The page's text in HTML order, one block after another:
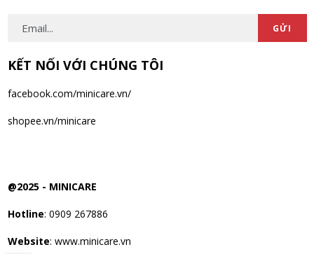
GỬI
KẾT NỐI VỚI CHÚNG TÔI
facebook.com/minicare.vn/
shopee.vn/minicare
@2025 - MINICARE
Hotline: 0909 267886
Website: www.minicare.vn